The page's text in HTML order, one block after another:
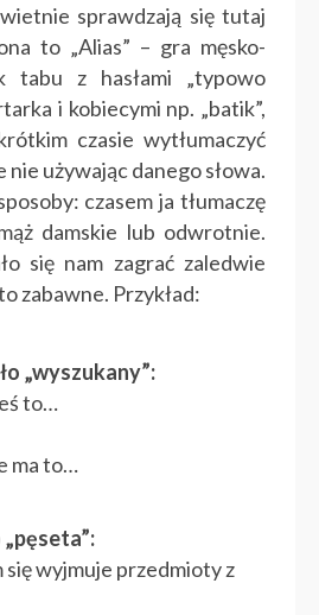
sprawdzają się tutaj
to „Alias” – gra męsko-
tabu z hasłami „typowo
i kobiecymi np. „batik”,
czasie wytłumaczyć
nie używając danego słowa.
czasem ja tłumaczę
damskie lub odwrotnie.
się nam zagrać zaledwie
zabawne. Przykład:
„wyszukany”:
to…
ma to…
się wyjmuje przedmioty z